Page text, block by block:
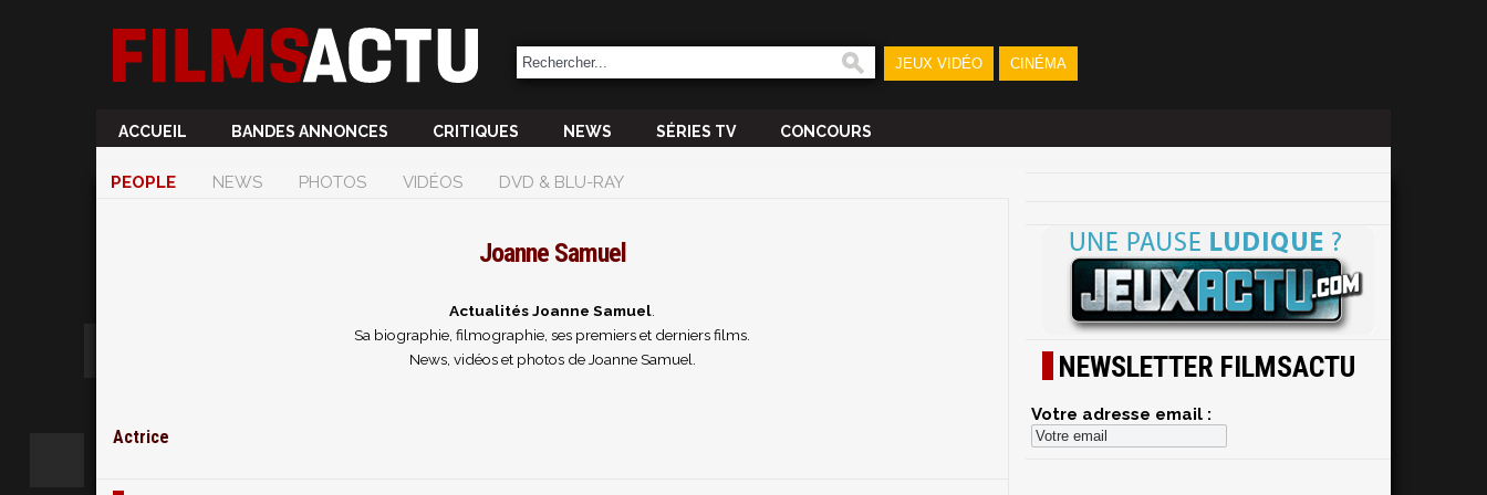
JEUX VIDÉO CINÉMA
ACCUEIL BANDES ANNONCES CRITIQUES NEWS SÉRIES TV CONCOURS
PEOPLE NEWS PHOTOS VIDÉOS DVD & BLU-RAY
Joanne Samuel
Actualités Joanne Samuel
Sa biographie, filmographie, ses premiers et derniers films.
News, vidéos et photos de Joanne Samuel.
Actrice
NEWSLETTER FILMSACTU
Votre adresse email :